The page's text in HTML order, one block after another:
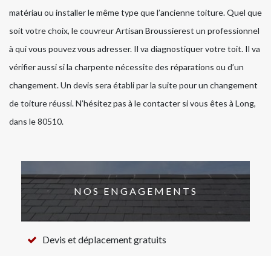
matériau ou installer le même type que l’ancienne toiture. Quel que
soit votre choix, le couvreur Artisan Broussierest un professionnel
à qui vous pouvez vous adresser. Il va diagnostiquer votre toit. Il va
vérifier aussi si la charpente nécessite des réparations ou d’un
changement. Un devis sera établi par la suite pour un changement
de toiture réussi. N’hésitez pas à le contacter si vous êtes à Long,
dans le 80510.
NOS ENGAGEMENTS
Devis et déplacement gratuits